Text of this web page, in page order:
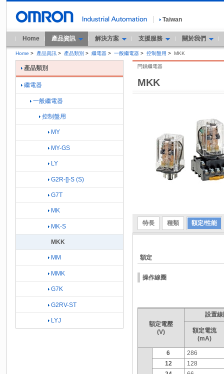
Taiwan
Home 產品資訊 解決方案 支援服務 關於我們
Home > 產品資訊 > 產品類別 > 繼電器 > 一般繼電器 > 控制盤用 > MKK
MKK
閂鎖繼電器
特長 種類 額定/性能
額定
操作線圈
額定電壓
(V)
設置線
額定電流
(mA)
6
286
12
128
產品類別
繼電器
一般繼電器
控制盤用
MY
MY-GS
LY
G2R-[]-S (S)
G7T
MK
MK-S
MKK
MM
MMK
G7K
G2RV-ST
LYJ